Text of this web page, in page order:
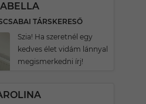
TÁRSKERESŐ
Szia! Ha szeretnél egy
kedves élet vidám lánnyal
megismerkedni írj!